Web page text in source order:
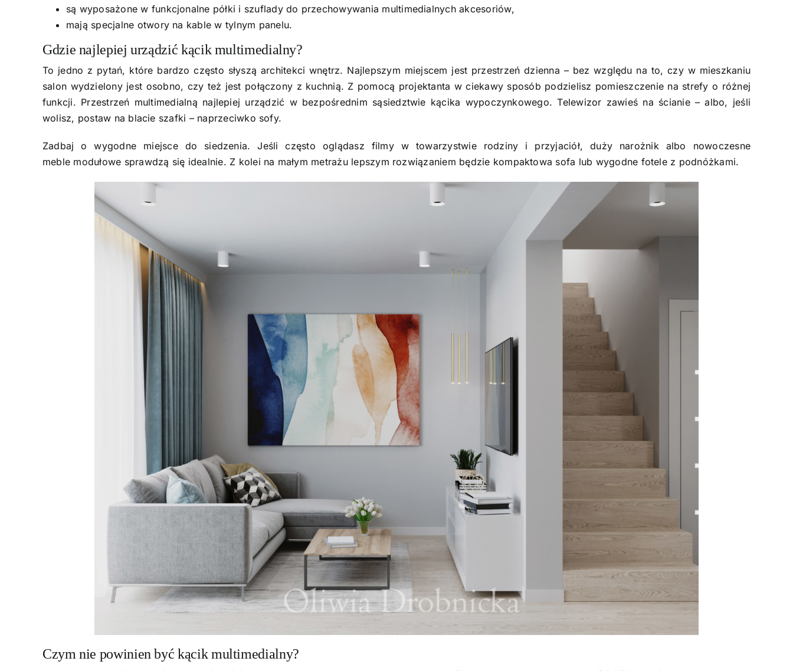
są wyposażone w funkcjonalne półki i szuflady do przechowywania multimedialnych akcesoriów,
mają specjalne otwory na kable w tylnym panelu.
Gdzie najlepiej urządzić kącik multimedialny?
To jedno z pytań, które bardzo często słyszą architekci wnętrz. Najlepszym miejscem jest przestrzeń dzienna – bez względu na to, czy w mieszkaniu
salon wydzielony jest osobno, czy też jest połączony z kuchnią. Z pomocą projektanta w ciekawy sposób podzielisz pomieszczenie na strefy o różnej
funkcji. Przestrzeń multimedialną najlepiej urządzić w bezpośrednim sąsiedztwie kącika wypoczynkowego. Telewizor zawieś na ścianie – albo, jeśli
wolisz, postaw na blacie szafki – naprzeciwko sofy.
Zadbaj o wygodne miejsce do siedzenia. Jeśli często oglądasz filmy w towarzystwie rodziny i przyjaciół, duży narożnik albo nowoczesne
meble modułowe sprawdzą się idealnie. Z kolei na małym metrażu lepszym rozwiązaniem będzie kompaktowa sofa lub wygodne fotele z podnóżkami.
Czym nie powinien być kącik multimedialny?